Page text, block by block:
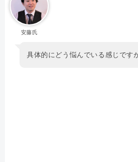
安藤氏
具体的にどう悩んでいる感じです